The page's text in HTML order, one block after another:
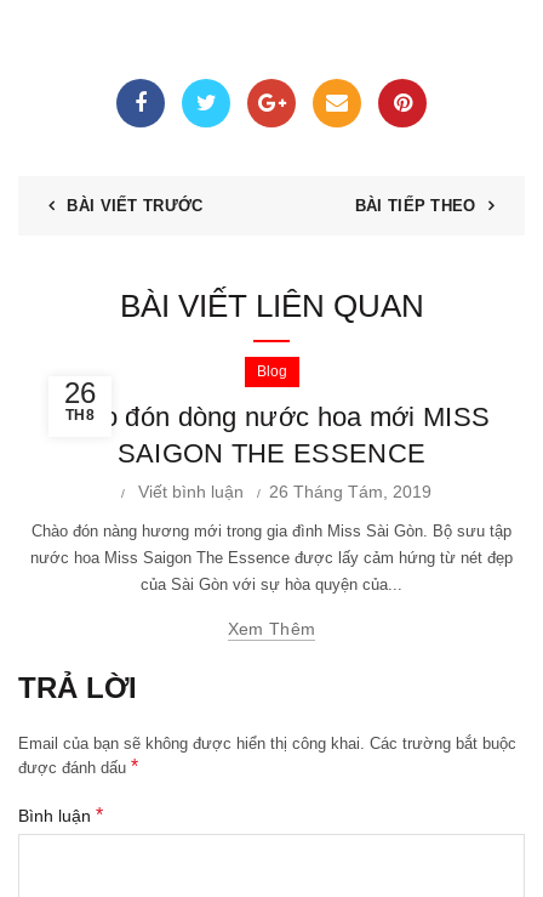
BÀI VIẾT TRƯỚC BÀI TIẾP THEO
BÀI VIẾT LIÊN QUAN
26
TH8
Blog
Chào đón dòng nước hoa mới MISS
SAIGON THE ESSENCE
Viết bình luận 26 Tháng Tám, 2019
Chào đón nàng hương mới trong gia đình Miss Sài Gòn. Bộ sưu tập
nước hoa Miss Saigon The Essence được lấy cảm hứng từ nét đẹp
của Sài Gòn với sự hòa quyện của...
Xem Thêm
TRẢ LỜI
Email của bạn sẽ không được hiển thị công khai. Các trường bắt buộc
được đánh dấu *
Bình luận *